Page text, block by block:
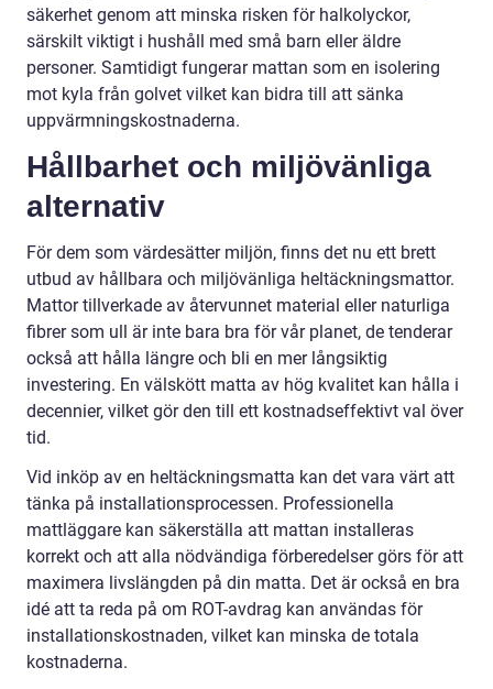
säkerhet genom att minska risken för halkolyckor,
särskilt viktigt i hushåll med små barn eller äldre
personer. Samtidigt fungerar mattan som en isolering
mot kyla från golvet vilket kan bidra till att sänka
uppvärmningskostnaderna.
Hållbarhet och miljövänliga
alternativ
För dem som värdesätter miljön, finns det nu ett brett
utbud av hållbara och miljövänliga heltäckningsmattor.
Mattor tillverkade av återvunnet material eller naturliga
fibrer som ull är inte bara bra för vår planet, de tenderar
också att hålla längre och bli en mer långsiktig
investering. En välskött matta av hög kvalitet kan hålla i
decennier, vilket gör den till ett kostnadseffektivt val över
tid.
Vid inköp av en heltäckningsmatta kan det vara värt att
tänka på installationsprocessen. Professionella
mattläggare kan säkerställa att mattan installeras
korrekt och att alla nödvändiga förberedelser görs för att
maximera livslängden på din matta. Det är också en bra
idé att ta reda på om ROT-avdrag kan användas för
installationskostnaden, vilket kan minska de totala
kostnaderna.